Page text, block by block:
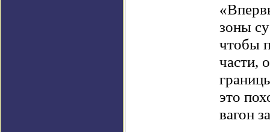
зоны
чтобы
части,
это
вагон